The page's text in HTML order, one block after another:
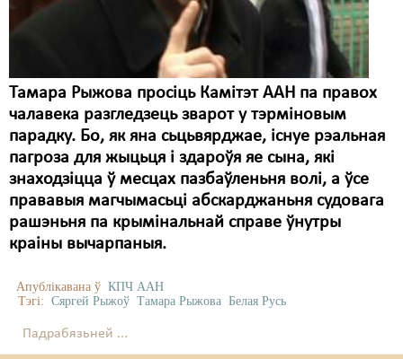
Тамара Рыжова просіць Камітэт ААН па правох
чалавека разгледзець зварот у тэрміновым
парадку. Бо, як яна сьцьвярджае, існуе рэальная
пагроза для жыцьця і здароўя яе сына, які
знаходзіцца ў месцах пазбаўленьня волі, а ўсе
прававыя магчымасьці абскарджаньня судовага
рашэньня па крымінальнай справе ўнутры
краіны вычарпаныя.
Апублікавана ў КПЧ ААН
Тэгі: Сяргей Рыжоў Тамара Рыжова Белая Русь
Падрабязьней ...